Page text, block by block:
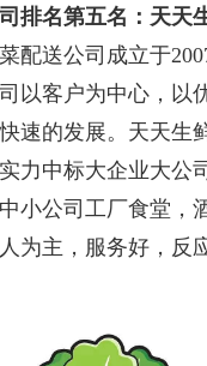
排名第五名 ： 天天
配送公司成立于
以客户为中心，以
速的发展。天天生
力中标大企业大公
小公司工厂食堂，
为主，服务好，反